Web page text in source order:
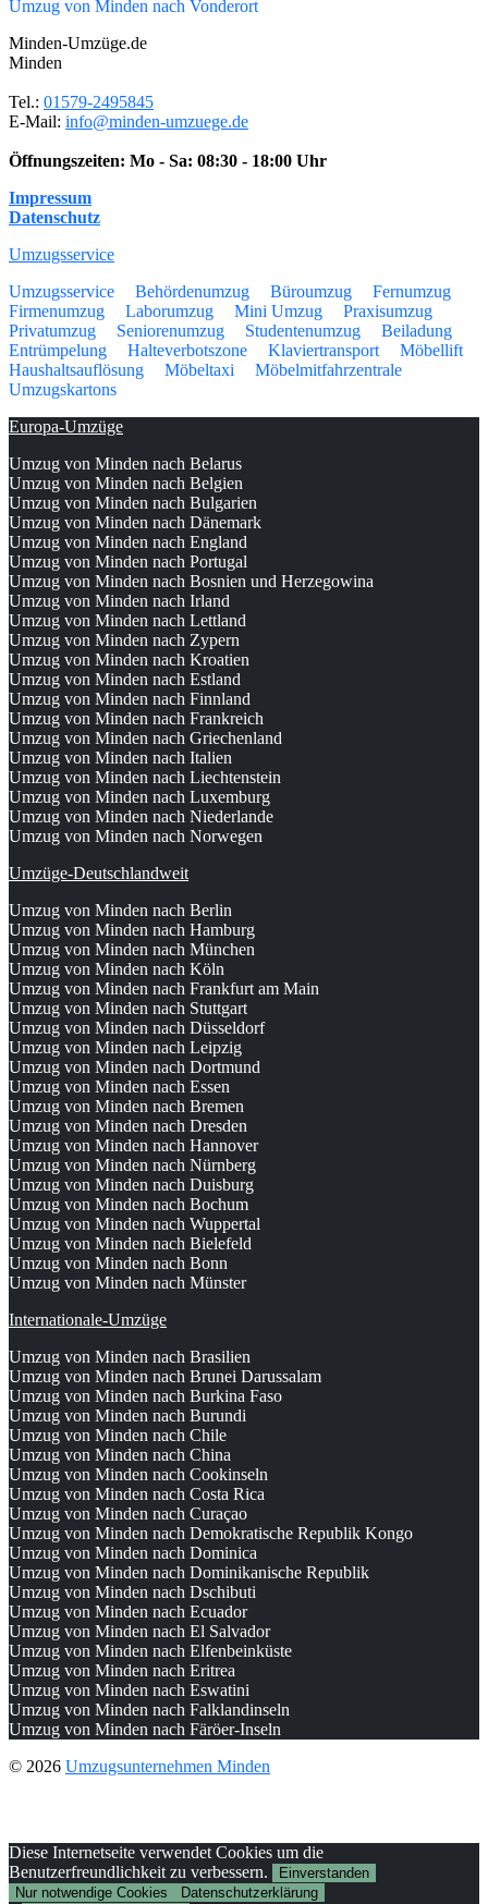
Umzug von Minden nach Vonderort
Minden-Umzüge.de
Minden
Tel.: 01579-2495845
E-Mail: info@minden-umzuege.de
Öffnungszeiten: Mo - Sa: 08:30 - 18:00 Uhr
Impressum
Datenschutz
Umzugsservice
Umzugsservice
Behördenumzug Büroumzug
Fernumzug
Firmenumzug
Laborumzug Mini Umzug
Praxisumzug
Privatumzug
Seniorenumzug Studentenumzug
Beiladung
Entrümpelung
Halteverbotszone Klaviertransport
Möbellift
Haushaltsauflösung
Möbeltaxi
Möbelmitfahrzentrale
Umzugskartons
Europa-Umzüge
Umzug von Minden nach Belarus
Umzug von Minden nach Belgien
Umzug von Minden nach Bulgarien
Umzug von Minden nach Dänemark
Umzug von Minden nach England
Umzug von Minden nach Portugal
Umzug von Minden nach Bosnien und Herzegowina
Umzug von Minden nach Irland
Umzug von Minden nach Lettland
Umzug von Minden nach Zypern
Umzug von Minden nach Kroatien
Umzug von Minden nach Estland
Umzug von Minden nach Finnland
Umzug von Minden nach Frankreich
Umzug von Minden nach Griechenland
Umzug von Minden nach Italien
Umzug von Minden nach Liechtenstein
Umzug von Minden nach Luxemburg
Umzug von Minden nach Niederlande
Umzug von Minden nach Norwegen
Umzüge-Deutschlandweit
Umzug von Minden nach Berlin
Umzug von Minden nach Hamburg
Umzug von Minden nach München
Umzug von Minden nach Köln
Umzug von Minden nach Frankfurt am Main
Umzug von Minden nach Stuttgart
Umzug von Minden nach Düsseldorf
Umzug von Minden nach Leipzig
Umzug von Minden nach Dortmund
Umzug von Minden nach Essen
Umzug von Minden nach Bremen
Umzug von Minden nach Dresden
Umzug von Minden nach Hannover
Umzug von Minden nach Nürnberg
Umzug von Minden nach Duisburg
Umzug von Minden nach Bochum
Umzug von Minden nach Wuppertal
Umzug von Minden nach Bielefeld
Umzug von Minden nach Bonn
Umzug von Minden nach Münster
Internationale-Umzüge
Umzug von Minden nach Brasilien
Umzug von Minden nach Brunei Darussalam
Umzug von Minden nach Burkina Faso
Umzug von Minden nach Burundi
Umzug von Minden nach Chile
Umzug von Minden nach China
Umzug von Minden nach Cookinseln
Umzug von Minden nach Costa Rica
Umzug von Minden nach Curaçao
Umzug von Minden nach Demokratische Republik Kongo
Umzug von Minden nach Dominica
Umzug von Minden nach Dominikanische Republik
Umzug von Minden nach Dschibuti
Umzug von Minden nach Ecuador
Umzug von Minden nach El Salvador
Umzug von Minden nach Elfenbeinküste
Umzug von Minden nach Eritrea
Umzug von Minden nach Eswatini
Umzug von Minden nach Falklandinseln
Umzug von Minden nach Färöer-Inseln
© 2026 Umzugsunternehmen Minden
Diese Internetseite verwendet Cookies um die
Benutzerfreundlichkeit zu verbessern.
Einverstanden
Nur notwendige Cookies
Datenschutzerklärung